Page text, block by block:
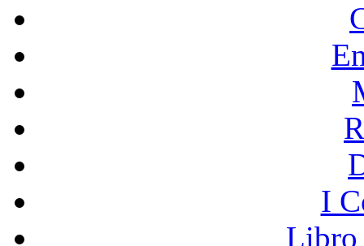
I
Libro